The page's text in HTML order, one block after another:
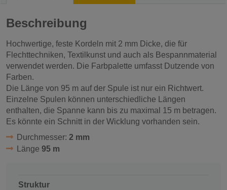
Beschreibung
Hochwertige, feste Kordeln mit 2 mm Dicke, die für
Flechttechniken, Textilkunst und auch als Bespannmaterial
verwendet werden. Die Farbpalette umfasst Dutzende von
Farben.
Die Länge von 95 m auf der Spule ist nur ein Richtwert.
Einzelne Spulen können unterschiedliche Längen
enthalten, die Spanne kann bis zu maximal 15 m betragen.
Es könnte ein Schnitt in der Wicklung vorhanden sein.
Durchmesser: 2 mm
Länge 95 m
Struktur